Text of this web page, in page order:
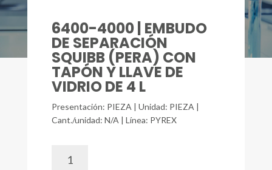
6400-4000 | EMBUDO
DE SEPARACIÓN
SQUIBB (PERA) CON
TAPÓN Y LLAVE DE
VIDRIO DE 4 L
Presentación: PIEZA | Unidad: PIEZA |
Cant./unidad: N/A | Línea: PYREX
4000